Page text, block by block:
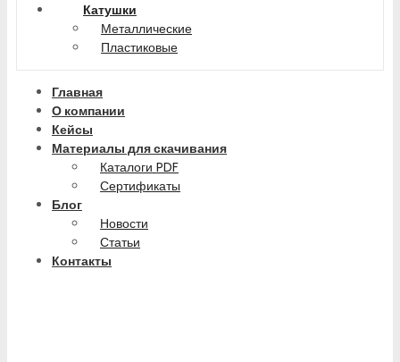
Катушки
Металлические
Пластиковые
Главная
О компании
Кейсы
Материалы для скачивания
Каталоги PDF
Сертификаты
Блог
Новости
Статьи
Контакты